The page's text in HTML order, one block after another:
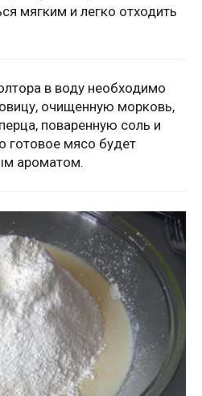
мягким и легко отходить
в воду необходимо
очищенную морковь,
поваренную соль и
готовое мясо будет
ароматом.